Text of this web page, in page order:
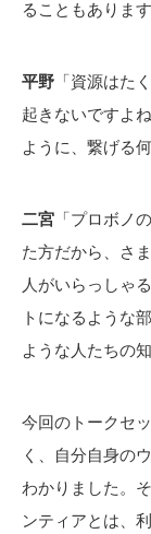
ることもあります
平野 「資源はた
起きないですよ
ように、繋げる
二宮 「プロボノ
た方だから、さ
人がいらっしゃ
トになるような
ような人たちの
今回のトークセ
く、自分自身の
わかりました。
ンティアとは、